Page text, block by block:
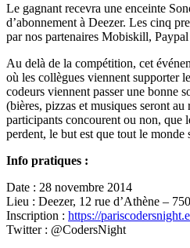
Le gagnant recevra une enceinte
d’abonnement à Deezer. Les cinq
par nos partenaires Mobiskill, Paypal
Au delà de la compétition, cet
où les collègues viennent supporter
codeurs viennent passer une bonne
(bières, pizzas et musiques seront
participants concourent ou non, que
perdent, le but est que tout le monde
Info pratiques :
Date : 28 novembre 2014
Lieu : Deezer, 12 rue d’Athène –
Inscription : https://
Twitter : @CodersNight